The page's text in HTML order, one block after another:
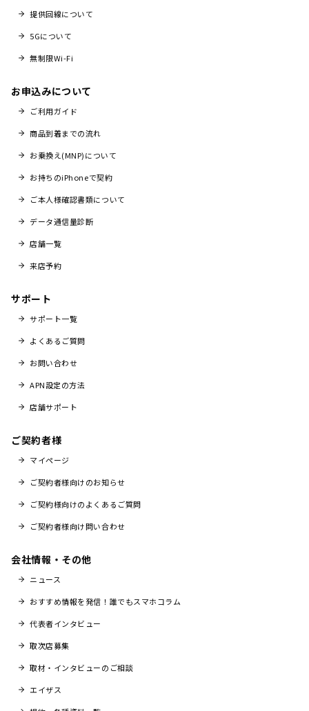
提供回線について
5Gについて
無制限Wi-Fi
お申込みについて
ご利用ガイド
商品到着までの流れ
お乗換え(MNP)について
お持ちのiPhoneで契約
ご本人様確認書類について
データ通信量診断
店舗一覧
来店予約
サポート
サポート一覧
よくあるご質問
お問い合わせ
APN設定の方法
店舗サポート
ご契約者様
マイページ
ご契約者様向けのお知らせ
ご契約様向けのよくあるご質問
ご契約者様向け問い合わせ
会社情報・その他
ニュース
おすすめ情報を発信！誰でもスマホコラム
代表者インタビュー
取次店募集
取材・インタビューのご相談
エイザス